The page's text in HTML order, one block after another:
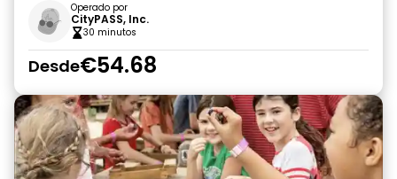
Operado por
CityPASS, Inc.
30 minutos
Desde€54.68